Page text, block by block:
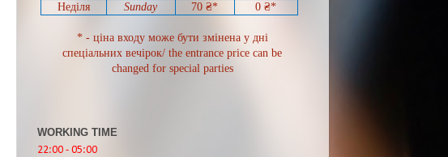
Неділя
Sunday 70 ₴* 0 ₴*
* - ціна входу може бути змінена у дні
спеціальних вечірок/ the entrance price can be
changed for special parties
WORKING TIME
22:00 - 05:00